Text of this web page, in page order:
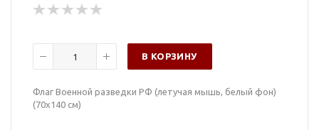
В КОРЗИНУ
Флаг Военной разведки РФ (летучая мышь, белый фон)
(70х140 см)